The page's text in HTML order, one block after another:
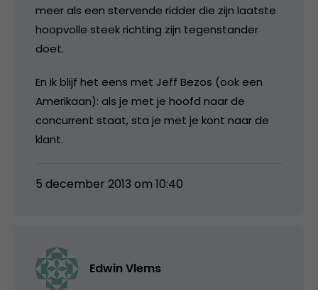
meer als een stervende ridder die zijn laatste
hoopvolle steek richting zijn tegenstander
doet.
En ik blijf het eens met Jeff Bezos (ook een
Amerikaan): als je met je hoofd naar de
concurrent staat, sta je met je kont naar de
klant.
5 december 2013 om 10:40
Edwin Vlems